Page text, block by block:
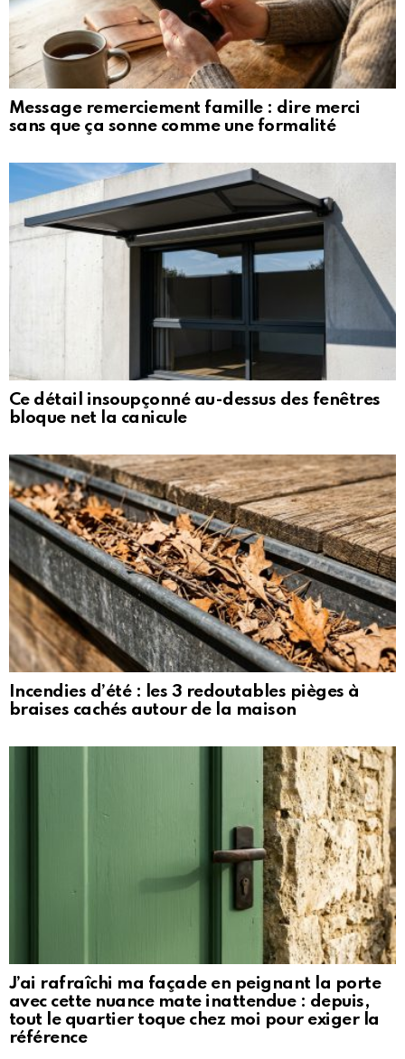
Message remerciement famille : dire merci
sans que ça sonne comme une formalité
Ce détail insoupçonné au-dessus des fenêtres
bloque net la canicule
Incendies d’été : les 3 redoutables pièges à
braises cachés autour de la maison
J’ai rafraîchi ma façade en peignant la porte
avec cette nuance mate inattendue : depuis,
tout le quartier toque chez moi pour exiger la
référence